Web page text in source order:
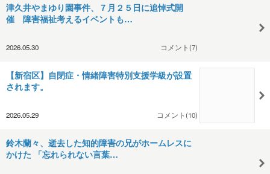
津久井やまゆり園事件、７月２５日に追悼式開
催 障害福祉考えるイベントも…
2026.05.30 コメント(7)
【新宿区】自閉症・情緒障害特別支援学級が設置
されます。
2026.05.29 コメント(10)
鈴木蘭々、逝去した知的障害の兄がホームレスに
かけた 「忘れられない言葉…